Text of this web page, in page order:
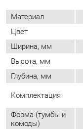
Глубина, мм
Комплектация
Форма (тумбы и
комоды)
Наличие колес
Конструкция
Стиль (тумбы/
Замок